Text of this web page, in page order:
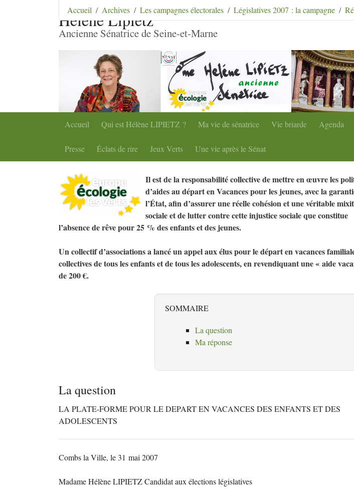
Aller au contenu | Aller au menu Aller au menu secondaire | Aller à la recherche
Hélène Lipietz
Ancienne Sénatrice de Seine-et-Marne
Accueil Qui est HélèneLIPIETZ ? Ma vie de sénatrice Vie briarde Agenda
Presse Éclats de rire Jeux Verts Une vie après le Sénat
Accueil Archives Les campagnes électorales Législatives 2007 : la campagne
Il est de la responsabilité collective de mettre en œuvre les
d’aides au départ en Vacances pour les jeunes, avec la
l’État, afin d’assurer une réelle cohésion et une véritable
sociale et de lutter contre cette injustice sociale que constitue
l’absence de rêve pour 25 % des enfants et des jeunes.
Un collectif d’associations a lancé un appel aux élus pour le départ en vacances
collectives de tous les enfants et de tous les adolescents, en revendiquant une « aide
de 200 €.
SOMMAIRE
La question
Ma réponse
La question
LA PLATE-FORMEPOUR LEDEPARTENVACANCES DES ENFANTS ETDES
ADOLESCENTS
Combs la Ville, le 31 mai 2007
Madame HélèneLIPIETZCandidat aux élections législatives